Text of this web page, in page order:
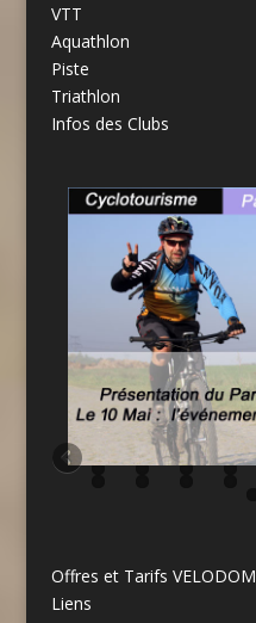
VTT
Aquathlon
Piste
Triathlon
Infos des Clubs
Offres et Tarifs VELODOM
Liens